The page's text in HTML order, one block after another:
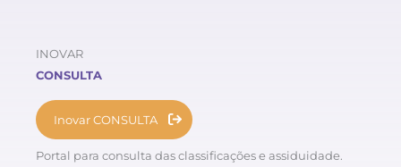
INOVAR
CONSULTA
Inovar CONSULTA
Portal para consulta das classificações e assiduidade.